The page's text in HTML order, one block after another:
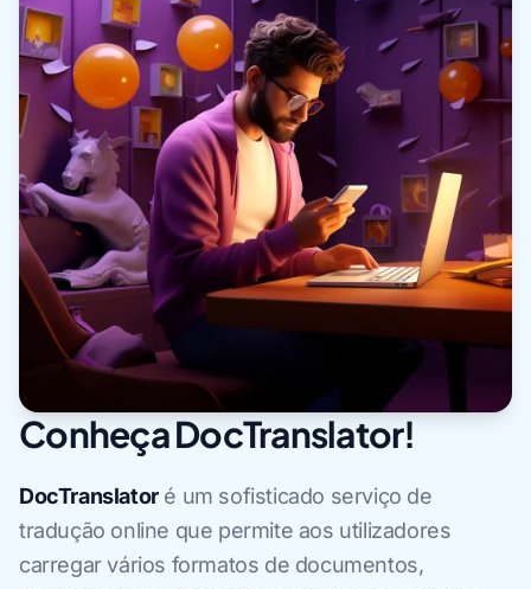
Conheça DocTranslator!
DocTranslatoré um sofisticado serviço de
tradução online que permite aos utilizadores
carregar vários formatos de documentos,